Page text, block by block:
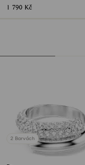
1 790 Kč
2 Barvách